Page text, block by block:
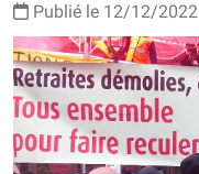
Publié le 12/12/2022